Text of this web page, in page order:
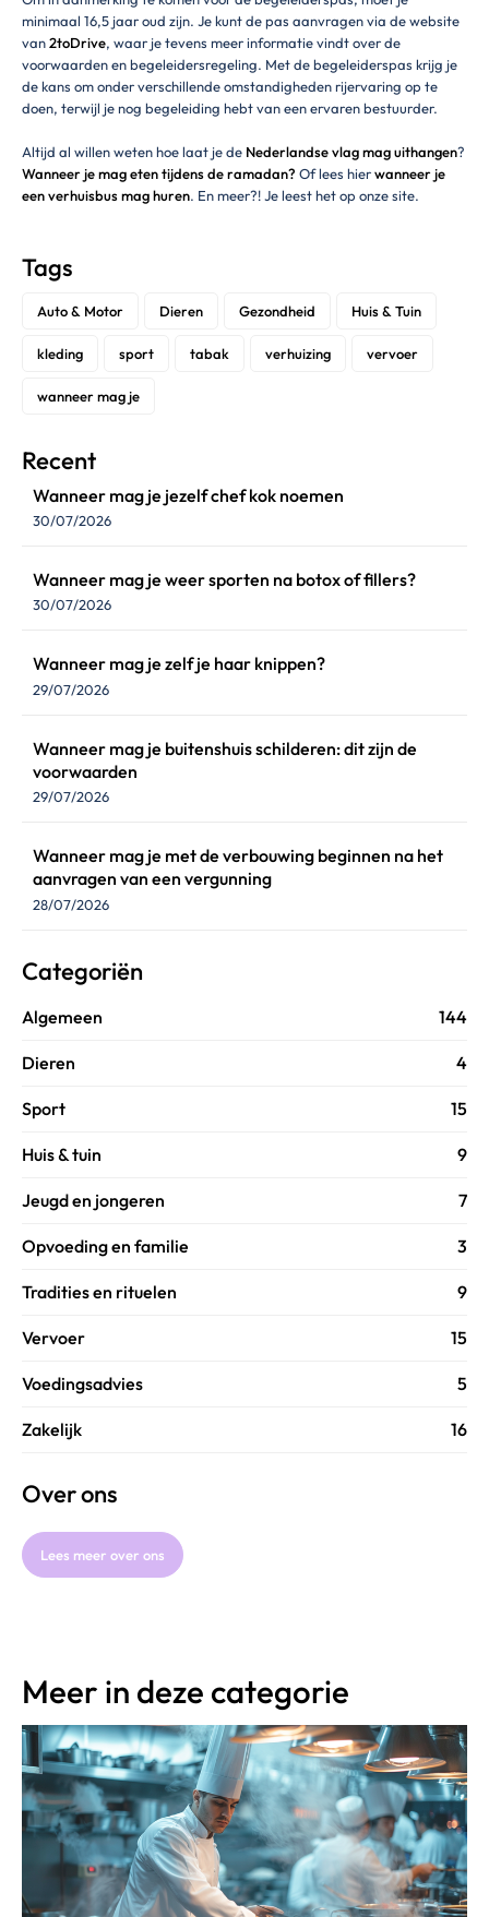
minimaal 16,5 jaar oud zijn. Je kunt de pas aanvragen via de website
van2toDrive, waar je tevens meer informatie vindt over de
voorwaarden en begeleidersregeling. Met de begeleiderspas krijg je
de kans om onder verschillende omstandigheden rijervaring op te
doen, terwijl je nog begeleiding hebt van een ervaren bestuurder.
Altijd al willen weten hoe laat je de Nederlandse vlag mag uithangen?
Wanneer je mag eten tijdens de ramadan? Of lees hierwanneer je
een verhuisbus mag huren. En meer?! Je leest het op onze site.
Tags
Auto & Motor Dieren Gezondheid Huis & Tuin
kleding sport tabak verhuizing vervoer
wanneer mag je
Recent
Wanneer mag je jezelf chef kok noemen
30/07/2026
Wanneer mag je weer sporten na botox of fillers?
30/07/2026
Wanneer mag je zelf je haar knippen?
29/07/2026
Wanneer mag je buitenshuis schilderen: dit zijn de
voorwaarden
29/07/2026
Wanneer mag je met de verbouwing beginnen na het
aanvragen van een vergunning
28/07/2026
Categoriën
Algemeen 144
Dieren 4
Sport 15
Huis & tuin 9
Jeugd en jongeren 7
Opvoeding en familie 3
Tradities en rituelen 9
Vervoer 15
Voedingsadvies 5
Zakelijk 16
Over ons
Lees meer over ons
Meer in deze categorie